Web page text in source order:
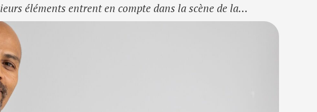
éléments entrent en compte dans la scène de la
dans cet article, nous allons ensemble tirer trois …